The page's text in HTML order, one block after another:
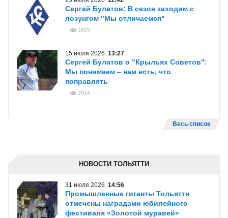
Сергей Булатов: В сезон заходим с
лозунгом "Мы отличаемся"
1825
15 июля 2026 13:27
Сергей Булатов о "Крыльях Советов":
Мы понимаем – нам есть, что
поправлять
2014
Весь список
НОВОСТИ ТОЛЬЯТТИ
31 июля 2026 14:56
Промышленные гиганты Тольятти
отмечены наградами юбилейного
фестиваля «Золотой муравей»